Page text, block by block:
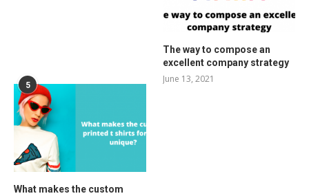
The way to compose an
excellent company strategy
June 13, 2021
5
What makes the custom